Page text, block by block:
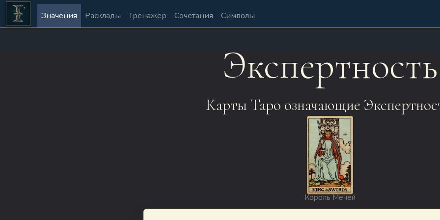
Значения Расклады Тренажёр Сочетания Символы
Экспертность
Карты Таро означающие
Король Мечей